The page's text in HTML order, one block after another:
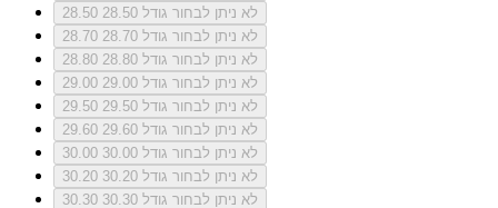
28.50
לא ניתן לבחור גודל 28.50
28.70
לא ניתן לבחור גודל 28.70
28.80
לא ניתן לבחור גודל 28.80
29.00
לא ניתן לבחור גודל 29.00
29.50
לא ניתן לבחור גודל 29.50
29.60
לא ניתן לבחור גודל 29.60
30.00
לא ניתן לבחור גודל 30.00
30.20
לא ניתן לבחור גודל 30.20
30.30
לא ניתן לבחור גודל 30.30